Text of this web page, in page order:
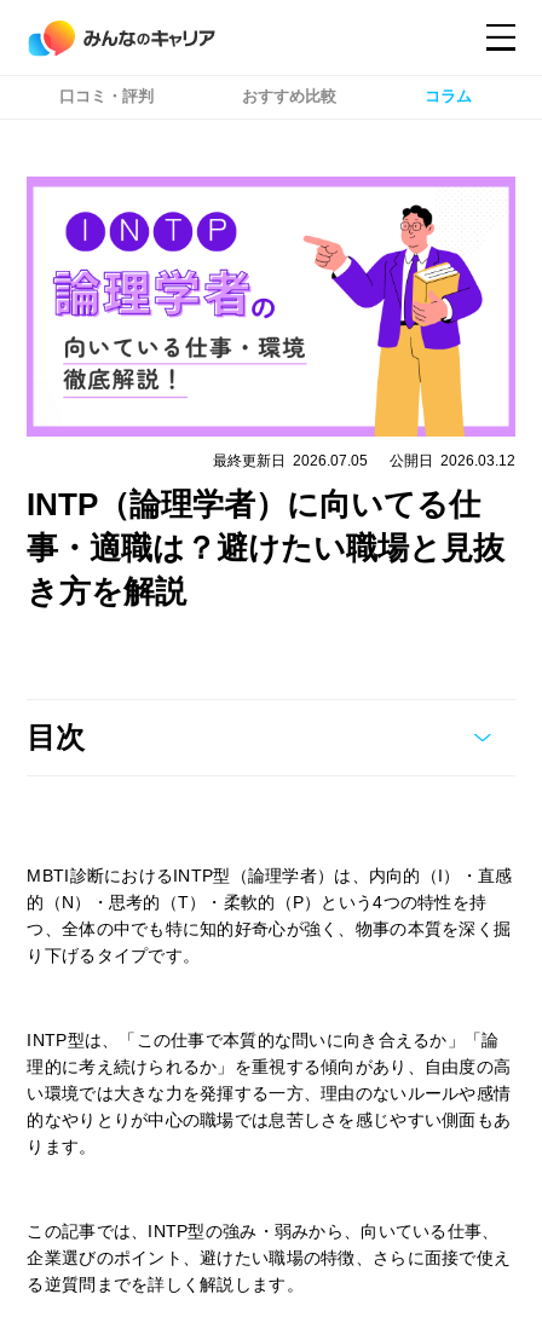
コンテンツ 詳細設定
コンテンツ 詳細設定
口コミ・評判 おすすめ比較 コラム
最終更新日 2026.07.05 公開日 2026.03.12
INTP（論理学者）に向いてる仕
事・適職は？避けたい職場と見抜
き方を解説
目次
MBTI診断におけるINTP型（論理学者）は、内向的（I）・直感
的（N）・思考的（T）・柔軟的（P）という4つの特性を持
つ、全体の中でも特に知的好奇心が強く、物事の本質を深く掘
り下げるタイプです。
INTP型は、「この仕事で本質的な問いに向き合えるか」「論
理的に考え続けられるか」を重視する傾向があり、自由度の高
い環境では大きな力を発揮する一方、理由のないルールや感情
的なやりとりが中心の職場では息苦しさを感じやすい側面もあ
ります。
この記事では、INTP型の強み・弱みから、向いている仕事、
企業選びのポイント、避けたい職場の特徴、さらに面接で使え
る逆質問までを詳しく解説します。